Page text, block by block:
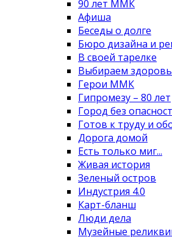
90 лет ММК
Афиша
Беседы о долге
Бюро дизайна и
В своей тарелке
Выбираем
Герои ММК
Гипромезу – 80 лет
Город без
Готов к труду и
Дорога домой
Есть только миг...
Живая история
Зеленый остров
Индустрия 4.0
Карт-бланш
Люди дела
Музейные